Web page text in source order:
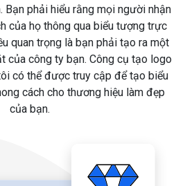
Bạn phải hiểu rằng mọi người nhận
của họ thông qua biểu tượng trực
quan trọng là bạn phải tạo ra một
của công ty bạn. Công cụ tạo logo
có thể được truy cập để tạo biểu
cách cho thương hiệu làm đẹp
của bạn.